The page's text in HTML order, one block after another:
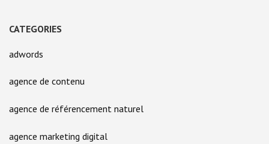
CATEGORIES
adwords
agence de contenu
agence de référencement naturel
agence marketing digital